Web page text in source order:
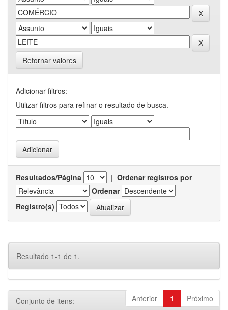
Retornar valores
Adicionar filtros:
Utilizar filtros para refinar o resultado de busca.
Resultados/Página | Ordenar registros por
Ordenar
Registro(s)
Resultado 1-1 de 1.
Anterior 1 Próximo
Conjunto de itens: